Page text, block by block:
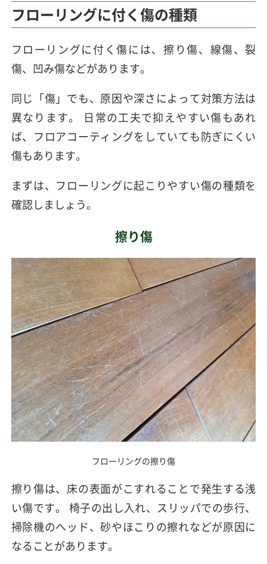
フローリングに付く傷の種類
フローリングに付く傷には、擦り傷、線傷、裂
傷、凹み傷などがあります。
同じ「傷」でも、原因や深さによって対策方法は
異なります。 日常の工夫で抑えやすい傷もあれ
ば、フロアコーティングをしていても防ぎにくい
傷もあります。
まずは、フローリングに起こりやすい傷の種類を
確認しましょう。
擦り傷
フローリングの擦り傷
擦り傷は、床の表面がこすれることで発生する浅
い傷です。 椅子の出し入れ、スリッパでの歩行、
掃除機のヘッド、砂やほこりの擦れなどが原因に
なることがあります。